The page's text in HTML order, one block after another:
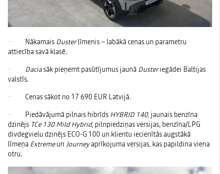
· Nākamais Dusterlīmenis – labākā cenas un parametru
attiecība savā klasē.
· Daciasāk pieņemt pasūtījumus jaunā Dusteriegādei Baltijas
valstīs.
· Cenas sākot no 17 690 EUR Latvijā.
· Piedāvājumā pilnais hibrīds HYBRID 140, jaunais benzīna
dzinējs TCe 130 Mild Hybrid, pilnpiedziņas versijas, benzīna/LPG
divdegvielu dzinējs ECO-G 100 un klientu iecienītās augstākā
līmeņa Extremeun Journeyaprīkojuma versijas, kas papildina viena
otru.